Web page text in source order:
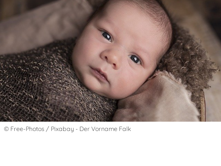
© Free-Photos / Pixabay - Der Vorname Falk